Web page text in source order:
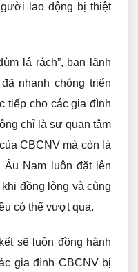
lao động bị thiệt
lá rách”, ban lãnh
nhanh chóng triển
tiếp cho các gia đình
chỉ là sự quan tâm
CBCNV mà còn là
Âu Nam luôn đặt lên
đồng lòng và cùng
có thể vượt qua.
sẽ luôn đồng hành
gia đình CBCNV bị